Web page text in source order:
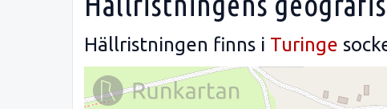
Hällristningen finns i Turinge